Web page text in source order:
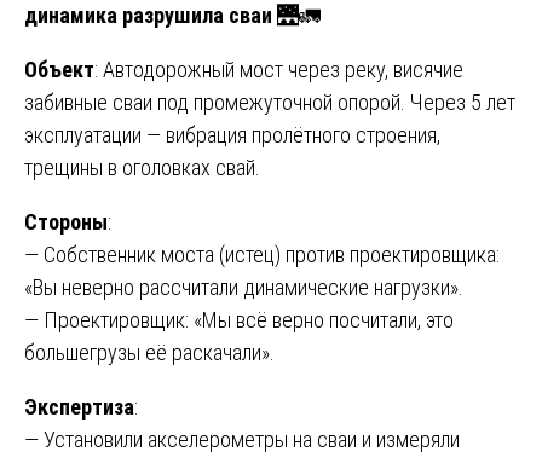
динамика разрушила сваи 🌉🚛
Объект: Автодорожный мост через реку, висячие
забивные сваи под промежуточной опорой. Через 5 лет
эксплуатации — вибрация пролётного строения,
трещины в оголовках свай.
Стороны:
— Собственник моста (истец) против проектировщика:
«Вы неверно рассчитали динамические нагрузки».
— Проектировщик: «Мы всё верно посчитали, это
большегрузы её раскачали».
Экспертиза:
— Установили акселерометры на сваи и измеряли